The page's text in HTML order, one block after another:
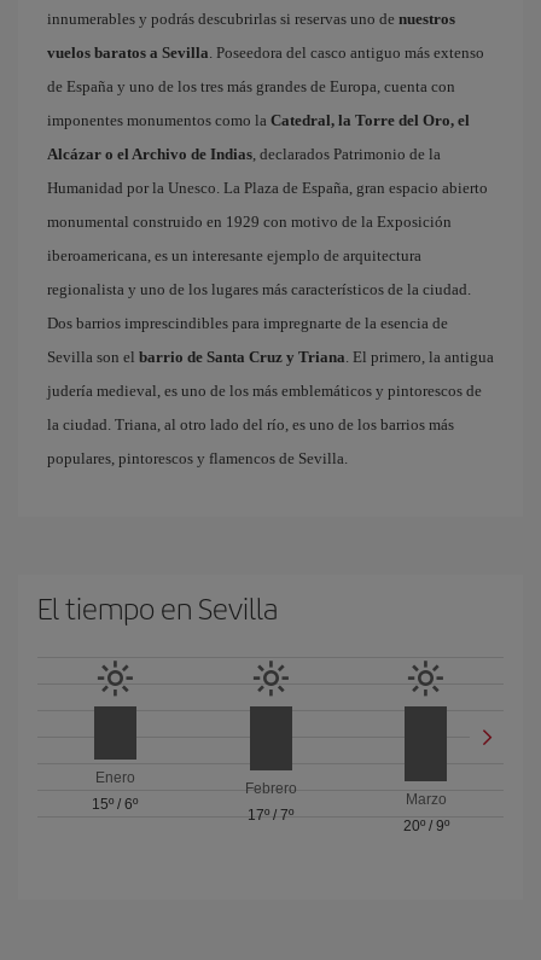
innumerables y podrás descubrirlas si reservas uno de nuestros
vuelos baratos a Sevilla. Poseedora del casco antiguo más extenso
de España y uno de los tres más grandes de Europa, cuenta con
imponentes monumentos como la Catedral, la Torre del Oro, el
Alcázar o el Archivo de Indias, declarados Patrimonio de la
Humanidad por la Unesco. La Plaza de España, gran espacio abierto
monumental construido en 1929 con motivo de la Exposición
iberoamericana, es un interesante ejemplo de arquitectura
regionalista y uno de los lugares más característicos de la ciudad.
Dos barrios imprescindibles para impregnarte de la esencia de
Sevilla son el barrio de Santa Cruz y Triana. El primero, la antigua
judería medieval, es uno de los más emblemáticos y pintorescos de
la ciudad. Triana, al otro lado del río, es uno de los barrios más
populares, pintorescos y flamencos de Sevilla.
El tiempo en Sevilla
Enero
15º /6º
Febrero
17º / 7º
Marzo
20º/ 9º